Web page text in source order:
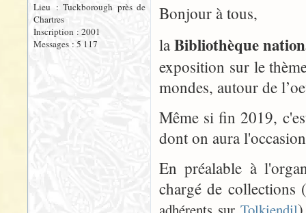
Lieu : Tuckborough près de
Chartres
Inscription : 2001
Messages : 5 117
Bonjour à tous,
laBibliothèque
exposition sur le
mondes, autour de
Même si fin 2019,
dont on aura
En préalable à
chargé de collections